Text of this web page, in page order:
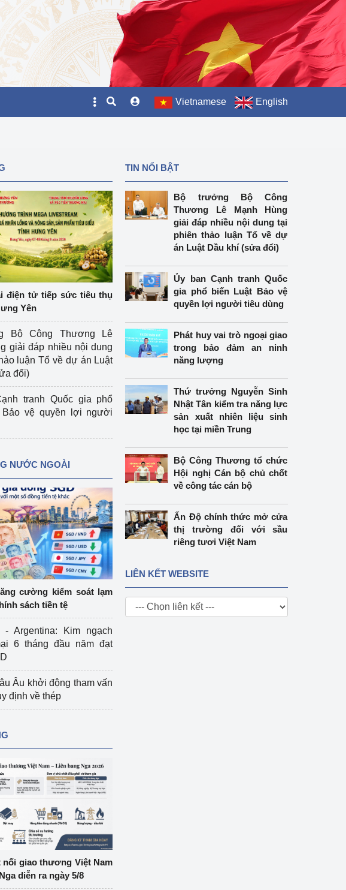
Vietnamese English
điện tử tiếp sức tiêu thụ
Yên
Bộ Công Thương Lê
giải đáp nhiều nội dung
luận Tổ về dự án Luật
đổi)
tranh Quốc gia phổ
Bảo vệ quyền lợi người
NƯỚC NGOÀI
cường kiểm soát lạm
sách tiền tệ
- Argentina: Kim ngạch
6 tháng đầu năm đạt
Âu khởi động tham vấn
định về thép
nối giao thương Việt Nam
diễn ra ngày 5/8
TIN NỔI BẬT
Bộ trưởng Bộ Công
Thương Lê Mạnh Hùng
giải đáp nhiều nội dung tại
phiên thảo luận Tổ về dự
án Luật Dầu khí (sửa đổi)
Ủy ban Cạnh tranh Quốc
gia phổ biến Luật Bảo vệ
quyền lợi người tiêu dùng
Phát huy vai trò ngoại giao
trong bảo đảm an ninh
năng lượng
Thứ trưởng Nguyễn Sinh
Nhật Tân kiểm tra năng lực
sản xuất nhiên liệu sinh
học tại miền Trung
Bộ Công Thương tổ chức
Hội nghị Cán bộ chủ chốt
về công tác cán bộ
Ấn Độ chính thức mở cửa
thị trường đối với sầu
riêng tươi Việt Nam
LIÊN KẾT WEBSITE